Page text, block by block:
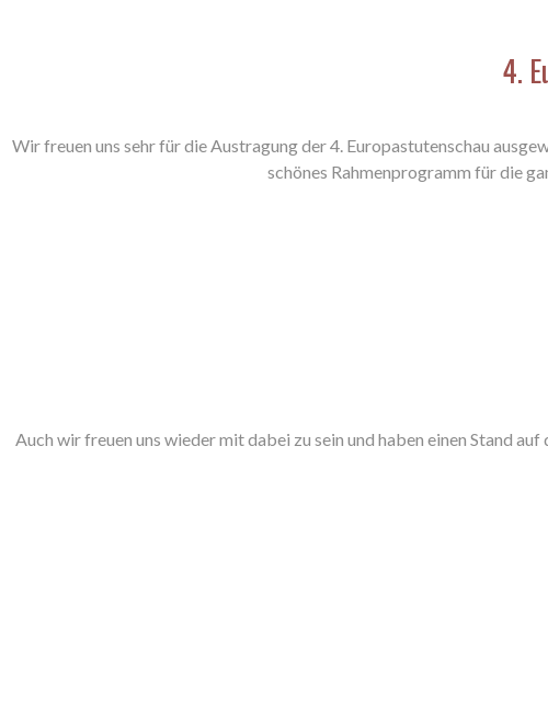
4.
Wir freuen uns sehr für die Austragung der 4. Europastutenschau
schönes Rahmenprogramm für die
Auch wir freuen uns wieder mit dabei zu sein und haben einen Stand